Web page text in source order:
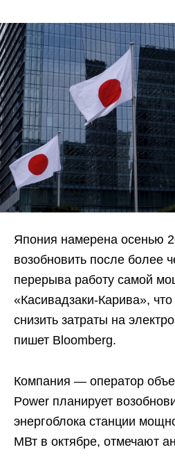
Япония намерена осенью
возобновить после более
перерыва работу самой
«Касивадзаки-Карива»,
снизить затраты на
пишет Bloomberg.
Компания — оператор
Power планирует
энергоблока станции
МВт в октябре, отмечают